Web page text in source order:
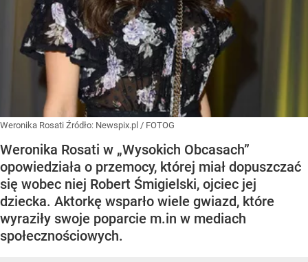
Weronika Rosati Źródło: Newspix.pl / FOTOG
Weronika Rosati w „Wysokich Obcasach”
opowiedziała o przemocy, której miał dopuszczać
się wobec niej Robert Śmigielski, ojciec jej
dziecka. Aktorkę wsparło wiele gwiazd, które
wyraziły swoje poparcie m.in w mediach
społecznościowych.